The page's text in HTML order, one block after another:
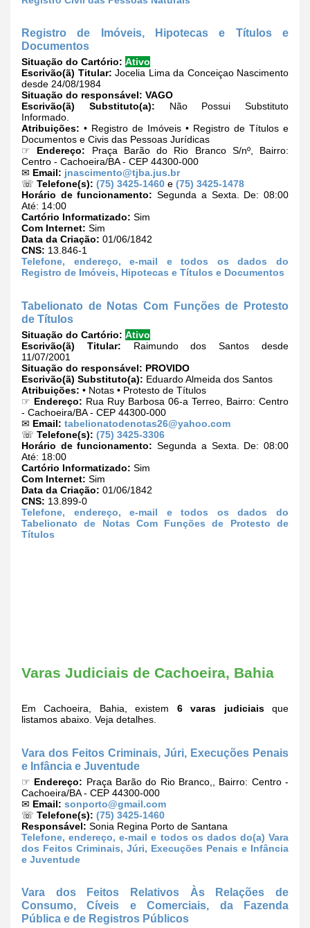
Registro de Imóveis, Hipotecas e Títulos e
Documentos
Situação do Cartório: Ativo
Escrivão(ã) Titular: Jocelia Lima da Conceiçao Nascimento
desde 24/08/1984
Situação do responsável: VAGO
Escrivão(ã) Substituto(a): Não Possui Substituto
Informado.
Atribuições: • Registro de Imóveis • Registro de Títulos e
Documentos e Civis das Pessoas Jurídicas
☞ Endereço: Praça Barão do Rio Branco S/nº, Bairro:
Centro - Cachoeira/BA - CEP 44300-000
✉ Email: jnascimento@tjba.jus.br
☏ Telefone(s): (75) 3425-1460 e (75) 3425-1478
Horário de funcionamento: Segunda a Sexta. De: 08:00
Até: 14:00
Cartório Informatizado: Sim
Com Internet: Sim
Data da Criação: 01/06/1842
CNS: 13.846-1
Telefone, endereço, e-mail e todos os dados do
Registro de Imóveis, Hipotecas e Títulos e Documentos
Tabelionato de Notas Com Funções de Protesto
de Títulos
Situação do Cartório: Ativo
Escrivão(ã) Titular: Raimundo dos Santos desde
11/07/2001
Situação do responsável: PROVIDO
Escrivão(ã) Substituto(a): Eduardo Almeida dos Santos
Atribuições: • Notas • Protesto de Títulos
☞ Endereço: Rua Ruy Barbosa 06-a Terreo, Bairro: Centro
- Cachoeira/BA - CEP 44300-000
✉ Email: tabelionatodenotas26@yahoo.com
☏ Telefone(s): (75) 3425-3306
Horário de funcionamento: Segunda a Sexta. De: 08:00
Até: 18:00
Cartório Informatizado: Sim
Com Internet: Sim
Data da Criação: 01/06/1842
CNS: 13.899-0
Telefone, endereço, e-mail e todos os dados do
Tabelionato de Notas Com Funções de Protesto de
Títulos
Varas Judiciais de Cachoeira, Bahia
Em Cachoeira, Bahia, existem 6 varas judiciaisque
listamos abaixo. Veja detalhes.
Vara dos Feitos Criminais, Júri, Execuções Penais
e Infância e Juventude
☞ Endereço: Praça Barão do Rio Branco,, Bairro: Centro -
Cachoeira/BA - CEP 44300-000
✉ Email: sonporto@gmail.com
☏ Telefone(s): (75) 3425-1460
Responsável: Sonia Regina Porto de Santana
Telefone, endereço, e-mail e todos os dados do(a) Vara
dos Feitos Criminais, Júri, Execuções Penais e Infância
e Juventude
Vara dos Feitos Relativos Às Relações de
Consumo, Cíveis e Comerciais, da Fazenda
Pública e de Registros Públicos